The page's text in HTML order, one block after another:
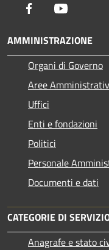
Facebook
AMMINISTRAZIONE
Organi di Governo
Aree
Uffici
Enti e fondazioni
Politici
Personale
Documenti e dati
CATEGORIE DI
Anagrafe e stato